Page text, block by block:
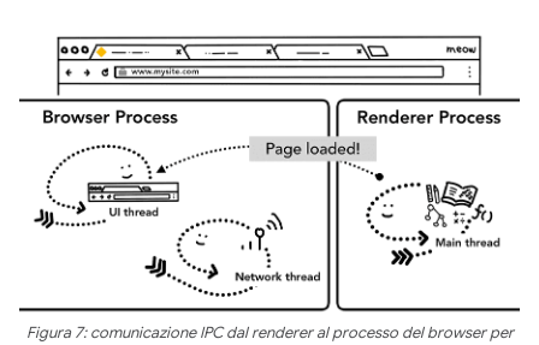
Figura 7: comunicazione IPC dal renderer al processo del browser per